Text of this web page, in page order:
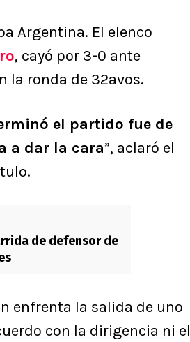
Argentina. El elenco
, cayó por 3-0 ante
la ronda de 32avos.
el partido fue de
a dar la cara”, aclaró el
de defensor de
enfrenta la salida de uno
con la dirigencia ni el